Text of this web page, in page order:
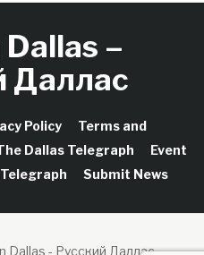
–
Даллас
Policy
Terms and
Dallas Telegraph
Event
Submit News
- Русский Даллас.